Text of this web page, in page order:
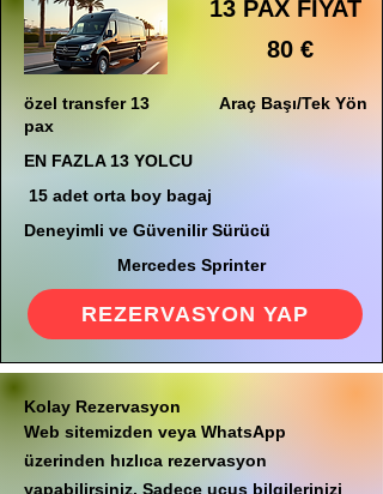
özel transfer 13
pax
13 PAX FİYAT
80 €
Araç Başı/Tek Yön
EN FAZLA 13 YOLCU
15 adet orta boy bagaj
Deneyimli ve Güvenilir Sürücü
Mercedes Sprinter
REZERVASYON YAP
Kolay Rezervasyon
Web sitemizden veya WhatsApp
üzerinden hızlıca rezervasyon
yapabilirsiniz. Sadece uçuş bilgilerinizi